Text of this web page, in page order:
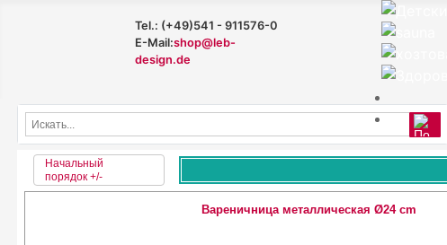
Tel.: (+49)541 - 911576-0
E-Mail:shop@leb-
design.de
Начальный
порядок +/-
Вареничница металлическая Ø24 cm